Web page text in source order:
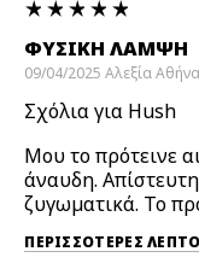
ΦΥΣΙΚΉ ΛΆΜΨΗ
09/04/2025 ΑλεξίαΑθήνα
Σχόλια για Hush
Μου το πρότεινε
άναυδη.
ζυγωματικά. Το
ΠΕΡΙΣΣΌΤΕΡΕΣ